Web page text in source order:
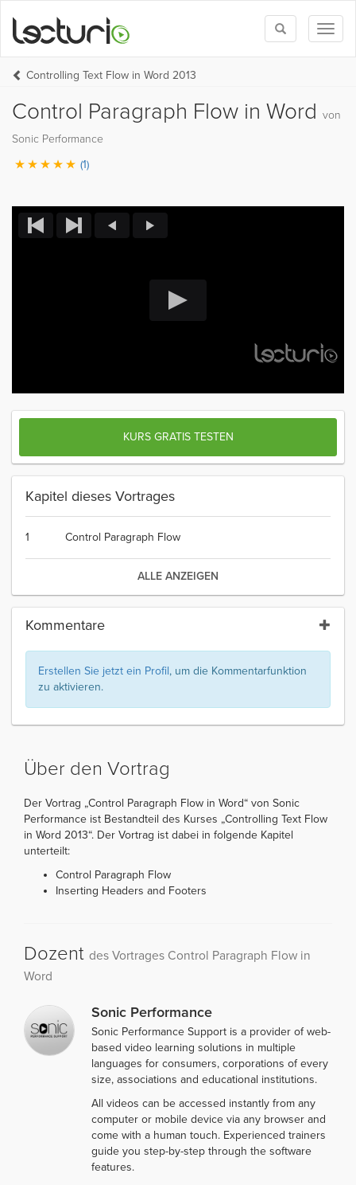
Toggle
search
Controlling Text Flow in Word 2013
Control Paragraph Flow in Word von
Sonic Performance
(1)
KURS GRATIS TESTEN
Kapitel dieses Vortrages
1 Control Paragraph Flow
ALLE ANZEIGEN
Kommentare
Erstellen Sie jetzt ein Profil, um die Kommentarfunktion
zu aktivieren.
Über den Vortrag
Der Vortrag „Control Paragraph Flow in Word“ von Sonic
Performance ist Bestandteil des Kurses „Controlling Text Flow
in Word 2013“. Der Vortrag ist dabei in folgende Kapitel
unterteilt:
Control Paragraph Flow
Inserting Headers and Footers
Dozent des Vortrages Control Paragraph Flow in
Word
Sonic Performance
Sonic Performance Support is a provider of web-
based video learning solutions in multiple
languages for consumers, corporations of every
size, associations and educational institutions.
All videos can be accessed instantly from any
computer or mobile device via any browser and
come with a human touch. Experienced trainers
guide you step-by-step through the software
features.